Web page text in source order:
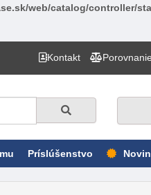
web/catalog/controller/
Kontakt Porovnanie
Hľadať
Príslúšenstvo